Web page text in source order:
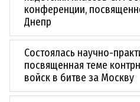
конференции,
Днепр
Состоялась научно-
посвященная теме
войск в битве за Москву